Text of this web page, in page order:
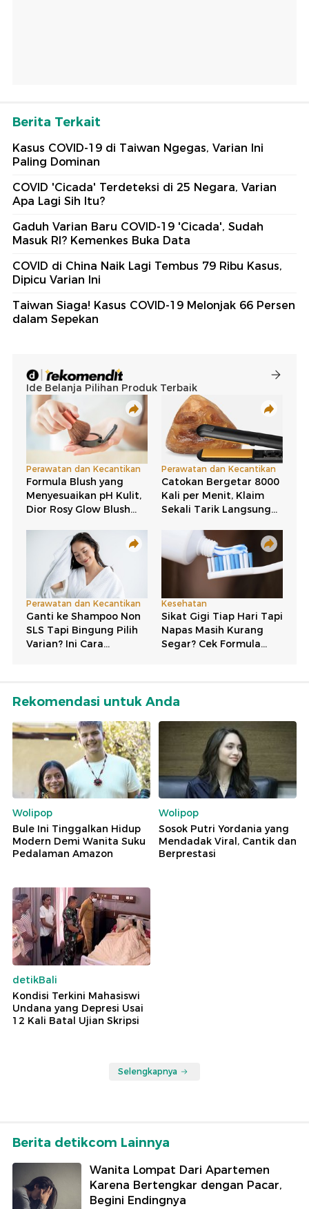
Berita Terkait
Kasus COVID-19 di Taiwan Ngegas, Varian Ini
Paling Dominan
COVID 'Cicada' Terdeteksi di 25 Negara, Varian
Apa Lagi Sih Itu?
Gaduh Varian Baru COVID-19 'Cicada', Sudah
Masuk RI? Kemenkes Buka Data
COVID di China Naik Lagi Tembus 79 Ribu Kasus,
Dipicu Varian Ini
Taiwan Siaga! Kasus COVID-19 Melonjak 66 Persen
dalam Sepekan
Rekomendasi untuk Anda
Wolipop
Bule Ini Tinggalkan Hidup
Modern Demi Wanita Suku
Pedalaman Amazon
Wolipop
Sosok Putri Yordania yang
Mendadak Viral, Cantik dan
Berprestasi
detikBali
Kondisi Terkini Mahasiswi
Undana yang Depresi Usai
12 Kali Batal Ujian Skripsi
Selengkapnya
Berita detikcom Lainnya
Wanita Lompat Dari Apartemen
Karena Bertengkar dengan Pacar,
Begini Endingnya